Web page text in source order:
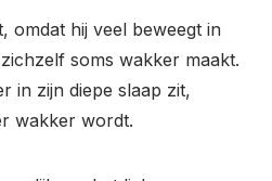
omdat hij veel beweegt in
soms wakker maakt.
in zijn diepe slaap zit,
wakker wordt.